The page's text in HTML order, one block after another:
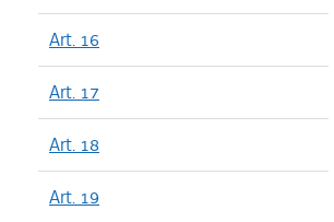
Art. 16
Art. 17
Art. 18
Art. 19